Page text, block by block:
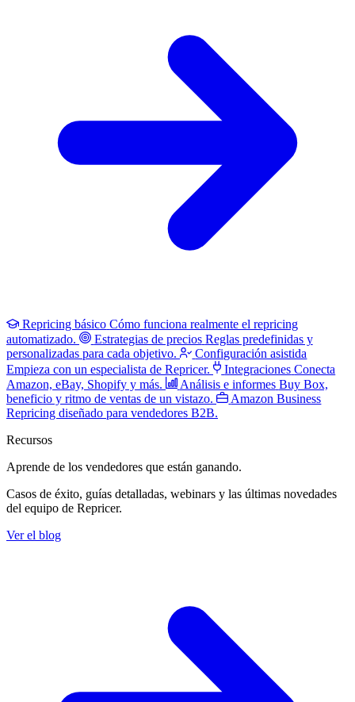
Repricing básico Cómo funciona realmente el repricing
automatizado.
Estrategias de precios Reglas predefinidas y
personalizadas para cada objetivo.
Configuración asistida
Empieza con un especialista de Repricer.
Integraciones Conecta
Amazon, eBay, Shopify y más.
Análisis e informes Buy Box,
beneficio y ritmo de ventas de un vistazo.
Amazon Business
Repricing diseñado para vendedores B2B.
Recursos
Aprende de los vendedores que están ganando.
Casos de éxito, guías detalladas, webinars y las últimas novedades
del equipo de Repricer.
Ver el blog